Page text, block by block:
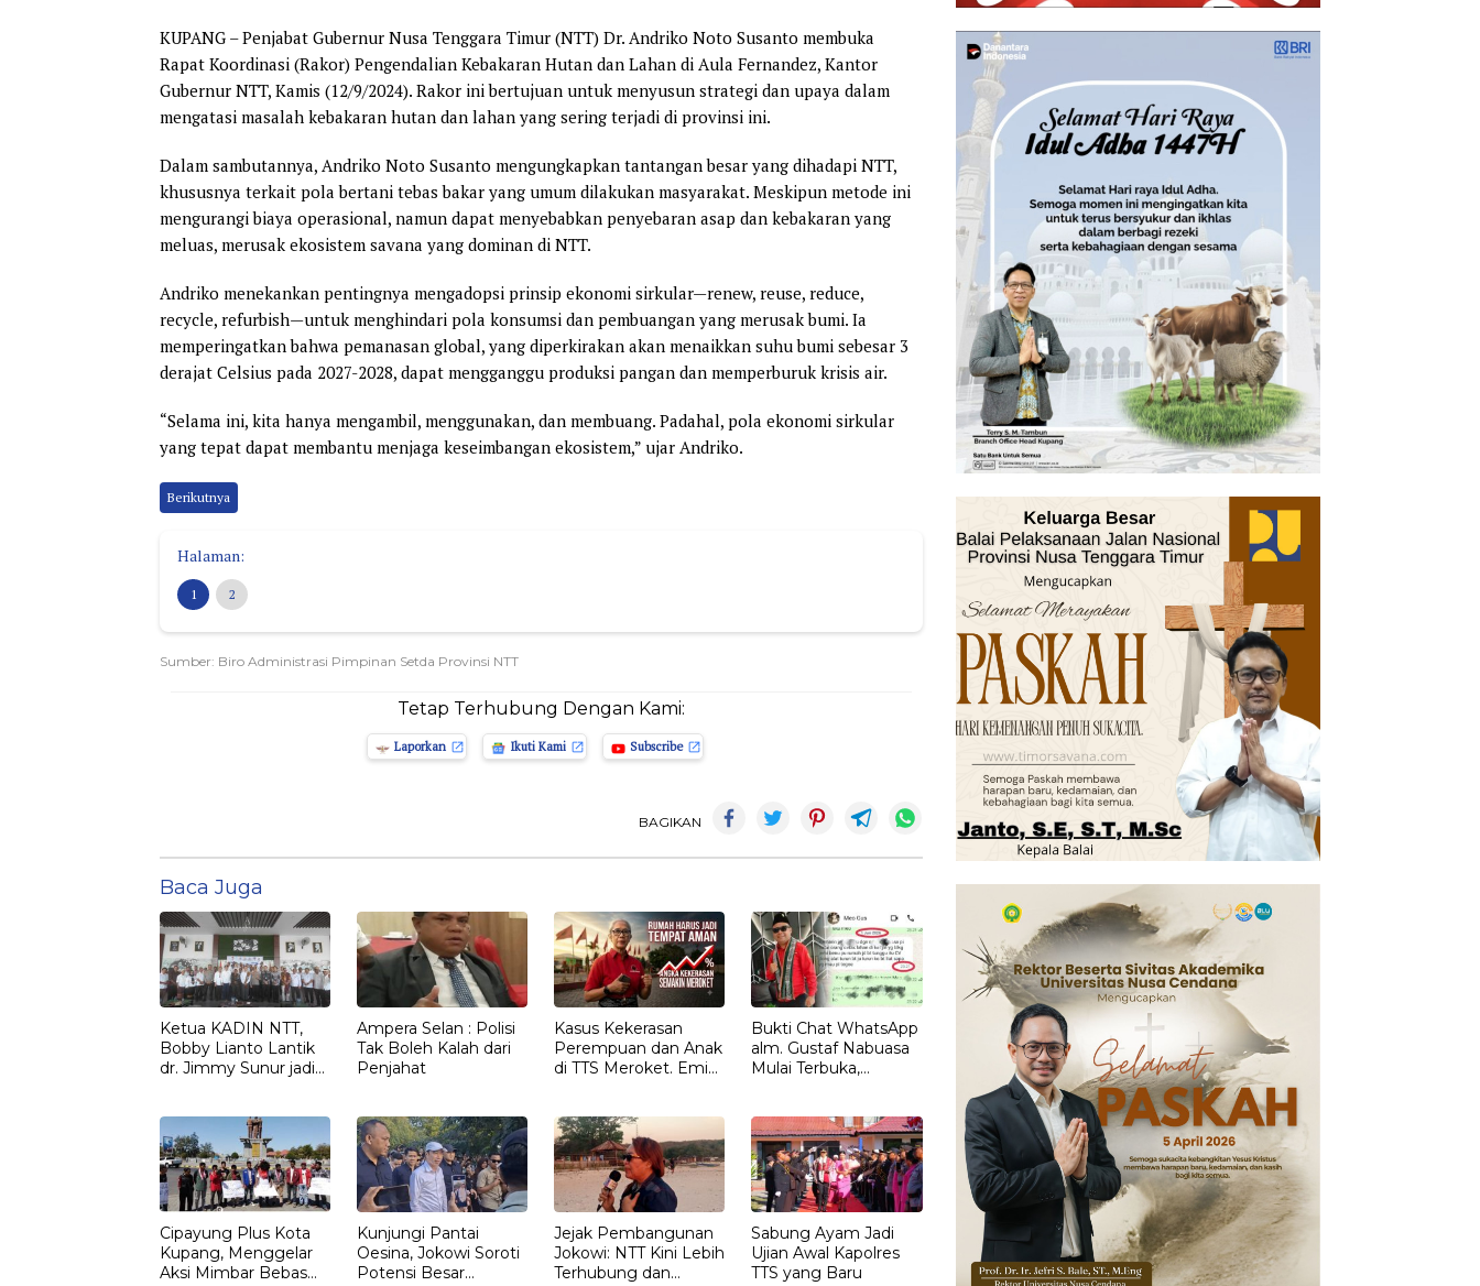
KUPANG – Penjabat Gubernur Nusa Tenggara Timur (NTT) Dr. Andriko Noto Susanto membuka
Rapat Koordinasi (Rakor) Pengendalian Kebakaran Hutan dan Lahan di Aula Fernandez, Kantor
Gubernur NTT, Kamis (12/9/2024). Rakor ini bertujuan untuk menyusun strategi dan upaya dalam
mengatasi masalah kebakaran hutan dan lahan yang sering terjadi di provinsi ini.
Dalam sambutannya, Andriko Noto Susanto mengungkapkan tantangan besar yang dihadapi NTT,
khususnya terkait pola bertani tebas bakar yang umum dilakukan masyarakat. Meskipun metode ini
mengurangi biaya operasional, namun dapat menyebabkan penyebaran asap dan kebakaran yang
meluas, merusak ekosistem savana yang dominan di NTT.
Andriko menekankan pentingnya mengadopsi prinsip ekonomi sirkular—renew, reuse, reduce,
recycle, refurbish—untuk menghindari pola konsumsi dan pembuangan yang merusak bumi. Ia
memperingatkan bahwa pemanasan global, yang diperkirakan akan menaikkan suhu bumi sebesar 3
derajat Celsius pada 2027-2028, dapat mengganggu produksi pangan dan memperburuk krisis air.
“Selama ini, kita hanya mengambil, menggunakan, dan membuang. Padahal, pola ekonomi sirkular
yang tepat dapat membantu menjaga keseimbangan ekosistem,” ujar Andriko.
Berikutnya
Halaman:
1 2
Sumber: Biro Administrasi Pimpinan Setda Provinsi NTT
Tetap Terhubung Dengan Kami:
Laporkan Ikuti Kami Subscribe
BAGIKAN
Baca Juga
Ketua KADIN NTT,
Bobby Lianto Lantik
dr. Jimmy Sunur jadi
Ampera Selan : Polisi
Tak Boleh Kalah dari
Penjahat
Kasus Kekerasan
Perempuan dan Anak
di TTS Meroket. Emi
Paling Aman
Bukti Chat WhatsApp
alm. Gustaf Nabuasa
Mulai Terbuka,
yang Belum Didalami
Penyidik
Cipayung Plus Kota
Kupang, Menggelar
Aksi Mimbar Bebas
Kunjungi Pantai
Oesina, Jokowi Soroti
Potensi Besar
Jejak Pembangunan
Jokowi: NTT Kini Lebih
Terhubung dan
Sabung Ayam Jadi
Ujian Awal Kapolres
TTS yang Baru